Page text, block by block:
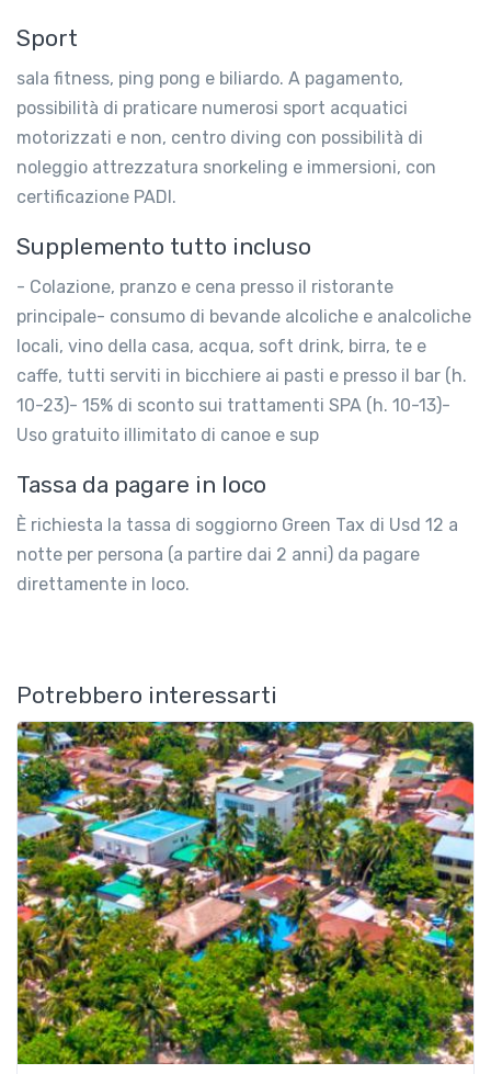
Sport
sala fitness, ping pong e biliardo. A pagamento,
possibilità di praticare numerosi sport acquatici
motorizzati e non, centro diving con possibilità di
noleggio attrezzatura snorkeling e immersioni, con
certificazione PADI.
Supplemento tutto incluso
- Colazione, pranzo e cena presso il ristorante
principale- consumo di bevande alcoliche e analcoliche
locali, vino della casa, acqua, soft drink, birra, te e
caffe, tutti serviti in bicchiere ai pasti e presso il bar (h.
10-23)- 15% di sconto sui trattamenti SPA (h. 10-13)-
Uso gratuito illimitato di canoe e sup
Tassa da pagare in loco
È richiesta la tassa di soggiorno Green Tax di Usd 12 a
notte per persona (a partire dai 2 anni) da pagare
direttamente in loco.
Potrebbero interessarti